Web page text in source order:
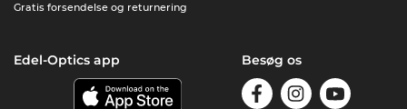
Gratis forsendelse og returnering
Edel-Optics app Besøg os